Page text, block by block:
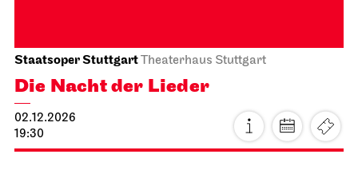
Die Drei­groschen­oper
15.11.2026
15:00 - 18:10